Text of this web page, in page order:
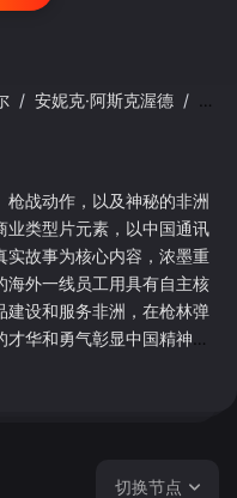
/ 安妮克·阿斯克渥德 /
战动作，以及神秘的非洲
业类型片元素，以中国通讯
实故事为核心内容，浓墨重
海外一线员工用具有自主核
建设和服务非洲，在枪林弹
华和勇气彰显中国精神、
切换节点